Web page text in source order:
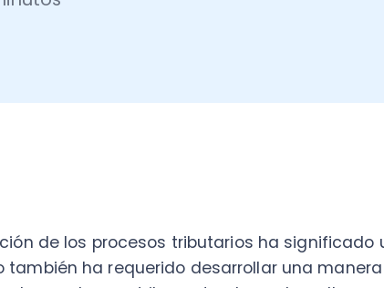
de los procesos tributarios ha significado un gran
te contamos todo lo que debes saber al